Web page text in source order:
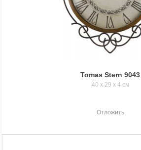
Tomas Stern 9043
40 x 29 x 4 см
Отложить